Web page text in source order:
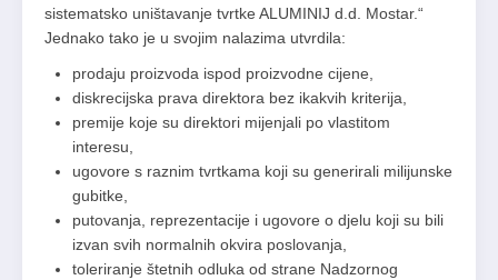
sistematsko uništavanje tvrtke ALUMINIJ d.d. Mostar.“
Jednako tako je u svojim nalazima utvrdila:
prodaju proizvoda ispod proizvodne cijene,
diskrecijska prava direktora bez ikakvih kriterija,
premije koje su direktori mijenjali po vlastitom
interesu,
ugovore s raznim tvrtkama koji su generirali milijunske
gubitke,
putovanja, reprezentacije i ugovore o djelu koji su bili
izvan svih normalnih okvira poslovanja,
toleriranje štetnih odluka od strane Nadzornog